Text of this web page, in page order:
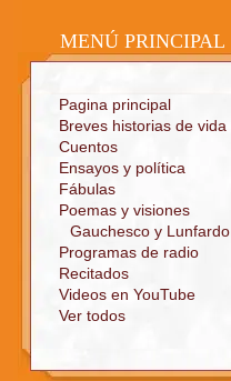
MENÚ PRINCIPAL
Pagina principal
Breves historias de vida
Cuentos
Ensayos y política
Fábulas
Poemas y visiones
Gauchesco y Lunfardo
Programas de radio
Recitados
Videos en YouTube
Ver todos